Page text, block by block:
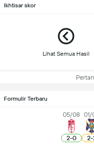
Ikhtisar skor
Lihat Semua Hasil
Formulir Terbaru
05/08
2-0
01/
2-